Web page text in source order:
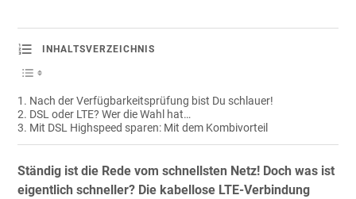
INHALTSVERZEICHNIS
Nach der Verfügbarkeitsprüfung bist Du schlauer!
DSL oder LTE? Wer die Wahl hat…
Mit DSL Highspeed sparen: Mit dem Kombivorteil
Ständig ist die Rede vom schnellsten Netz! Doch was ist
eigentlich schneller? Die kabellose LTE-Verbindung